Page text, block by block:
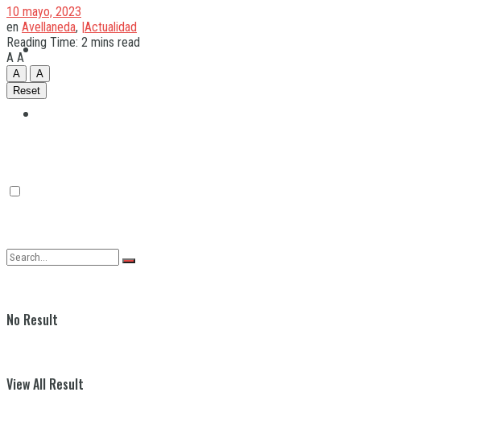
Quilmes
No Result
View All Result
10 mayo, 2023
en Avellaneda, |Actualidad
Reading Time: 2 mins read
A A
A
A
Reset